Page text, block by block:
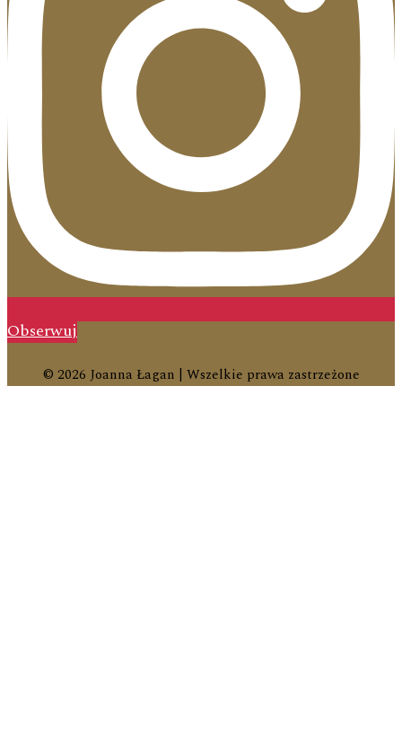
Obserwuj
© 2026 Joanna Łagan | Wszelkie prawa zastrzeżone